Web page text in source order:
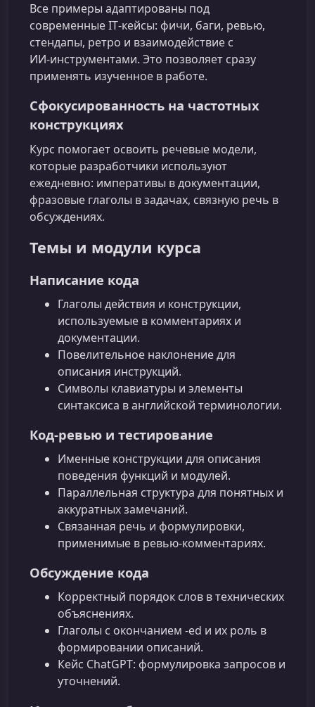
Все примеры адаптированы под
современные IT‑кейсы: фичи, баги, ревью,
стендапы, ретро и взаимодействие с
ИИ‑инструментами. Это позволяет сразу
применять изученное в работе.
Сфокусированность на частотных
конструкциях
Курс помогает освоить речевые модели,
которые разработчики используют
ежедневно: императивы в документации,
фразовые глаголы в задачах, связную речь в
обсуждениях.
Темы и модули курса
Написание кода
Глаголы действия и конструкции,
используемые в комментариях и
документации.
Повелительное наклонение для
описания инструкций.
Символы клавиатуры и элементы
синтаксиса в английской терминологии.
Код‑ревью и тестирование
Именные конструкции для описания
поведения функций и модулей.
Параллельная структура для понятных и
аккуратных замечаний.
Связанная речь и формулировки,
применимые в ревью‑комментариях.
Обсуждение кода
Корректный порядок слов в технических
объяснениях.
Глаголы с окончанием -ed и их роль в
формировании описаний.
Кейс ChatGPT: формулировка запросов и
уточнений.